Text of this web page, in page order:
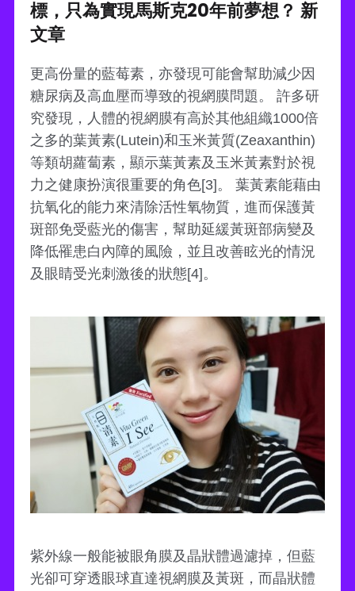
標，只為實現馬斯克20年前夢想？ 新
文章
更高份量的藍莓素，亦發現可能會幫助減少因
糖尿病及高血壓而導致的視網膜問題。 許多研
究發現，人體的視網膜有高於其他組織1000倍
之多的葉黃素(Lutein)和玉米黃質(Zeaxanthin)
等類胡蘿蔔素，顯示葉黃素及玉米黃素對於視
力之健康扮演很重要的角色[3]。 葉黃素能藉由
抗氧化的能力來清除活性氧物質，進而保護黃
斑部免受藍光的傷害，幫助延緩黃斑部病變及
降低罹患白內障的風險，並且改善眩光的情況
及眼睛受光刺激後的狀態[4]。
紫外線一般能被眼角膜及晶狀體過濾掉，但藍
光卻可穿透眼球直達視網膜及黃斑，而晶狀體